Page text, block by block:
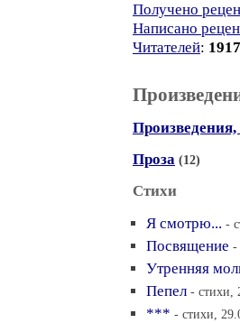
Получено
Написано
Читателей:
Проза (12)
Стихи
Я смотрю... -
Посвящение -
Утренняя
Пепел - стихи,
*** - стихи,